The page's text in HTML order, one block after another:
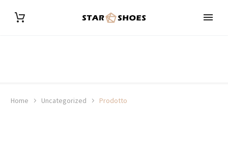
Home Uncategorized Prodotto